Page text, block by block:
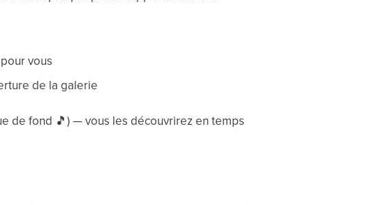
vous
de la galerie
de fond 🎵) — vous les découvrirez en temps